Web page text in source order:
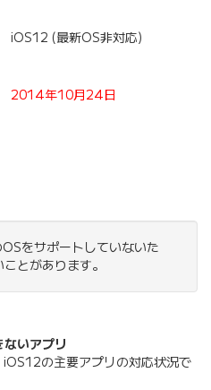
iOS12 (最新OS非対応)
2014年10月24日
をサポートしていないた
とがあります。
いアプリ
の主要アプリの対応状況で